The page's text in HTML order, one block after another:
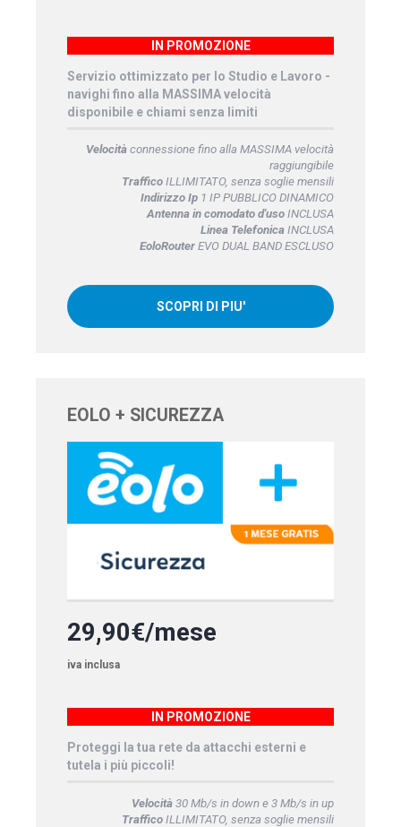
IN PROMOZIONE
Servizio ottimizzato per lo Studio e Lavoro -
navighi fino alla MASSIMA velocità
disponibile e chiami senza limiti
Velocitàconnessione fino alla MASSIMA velocità
raggiungibile
TrafficoILLIMITATO, senza soglie mensili
Indirizzo Ip1 IP PUBBLICO DINAMICO
Antenna in comodato d'usoINCLUSA
Linea TelefonicaINCLUSA
EoloRouterEVO DUAL BAND ESCLUSO
SCOPRI DI PIU'
EOLO + SICUREZZA
29,90€/mese
iva inclusa
IN PROMOZIONE
Proteggi la tua rete da attacchi esterni e
tutela i più piccoli!
Velocità30 Mb/s in down e 3 Mb/s in up
TrafficoILLIMITATO, senza soglie mensili